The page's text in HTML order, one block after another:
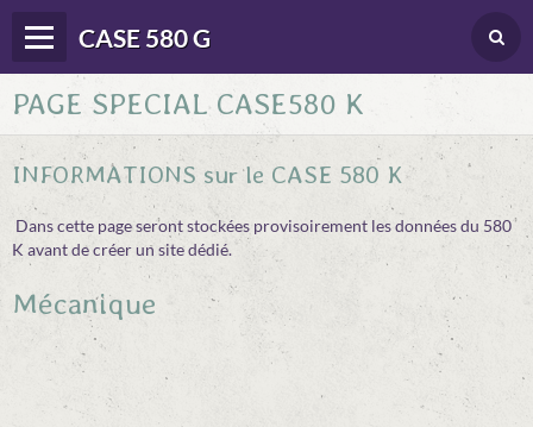
CASE 580 G
Panier
Votre compte
Langues
DONNEES TECHNIQUES
CONDUITE
ENTRETIEN
DEPANNAGE
PAGE SPECIAL CASE580 K
INFORMATIONS sur le CASE 580 K
Dans cette page seront stockées provisoirement les données du 580
K avant de créer un site dédié.
Mécanique